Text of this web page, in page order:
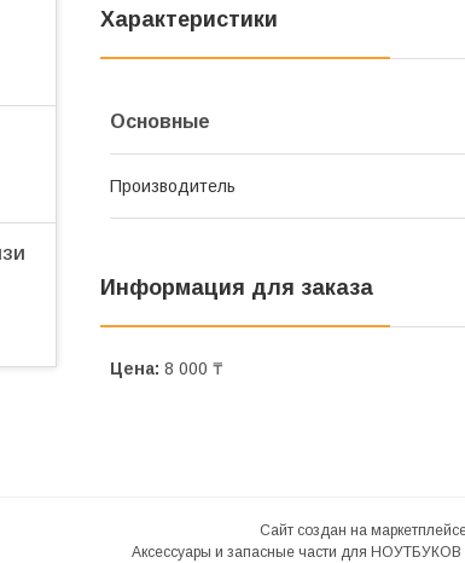
Характеристики
Основные
Производитель
Информация для заказа
Цена: 8 000 ₸
Сайт создан на